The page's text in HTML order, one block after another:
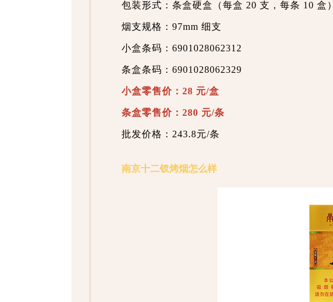
包装形式：条盒硬盒（每盒 20 支，每条 10 盒）
烟支规格：97mm 细支
小盒条码：6901028062312
条盒条码：6901028062329
小盒零售价：28 元/盒
条盒零售价：280 元/条
批发价格：243.8元/条
南京十二钗烤烟怎么样